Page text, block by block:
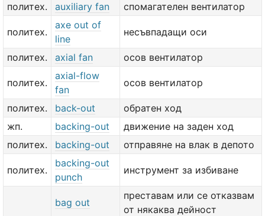
политех. auxiliary fan спомагателен вентилатор
политех.
axe out of
line
несъвпадащи оси
политех. axial fan осов вентилатор
политех.
axial-flow
fan
осов вентилатор
политех. back-out
обратен ход
жп.
backing-out
движение на заден ход
политех.
backing-out отправяне на влак в депото
политех.
backing-out
punch
инструмент за избиване
bag out
преставам или се отказвам
от някаква дейност